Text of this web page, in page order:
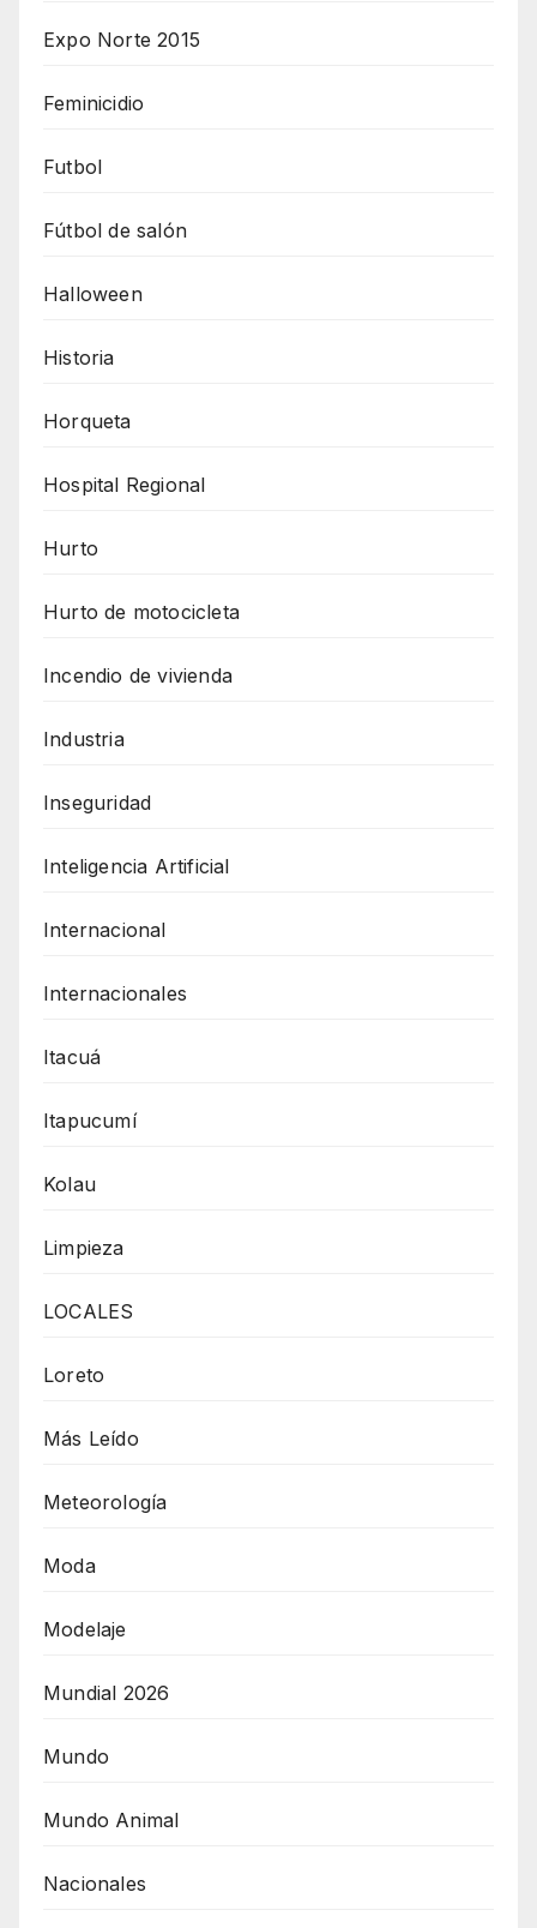
Expo Norte 2015
Feminicidio
Futbol
Fútbol de salón
Halloween
Historia
Horqueta
Hospital Regional
Hurto
Hurto de motocicleta
Incendio de vivienda
Industria
Inseguridad
Inteligencia Artificial
Internacional
Internacionales
Itacuá
Itapucumí
Kolau
Limpieza
LOCALES
Loreto
Más Leído
Meteorología
Moda
Modelaje
Mundial 2026
Mundo
Mundo Animal
Nacionales